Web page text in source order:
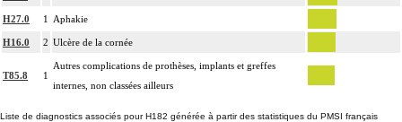
H27.0 1 Aphakie
H16.0 2 Ulcère de la cornée
T85.8 1
Autres complications de prothèses, implants et greffes
internes, non classées ailleurs
Liste de diagnostics associés pour H182 générée à partir des statistiques du PMSI français